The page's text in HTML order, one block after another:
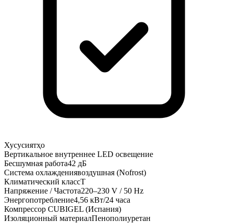
Хусусиятҳо
Вертикальное внутреннее LED освещение
Бесшумная работа42 дБ
Система охлаждениявоздушная (Nofrost)
Климатический классТ
Напряжение / Частота220–230 V / 50 Hz
Энергопотребление4,56 кВт/24 часа
Компрессор CUBIGEL (Испания)
Изоляционный материалПенополиуретан